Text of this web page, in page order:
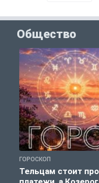
Общество
ГОРОСКОП
Тельцам стоит